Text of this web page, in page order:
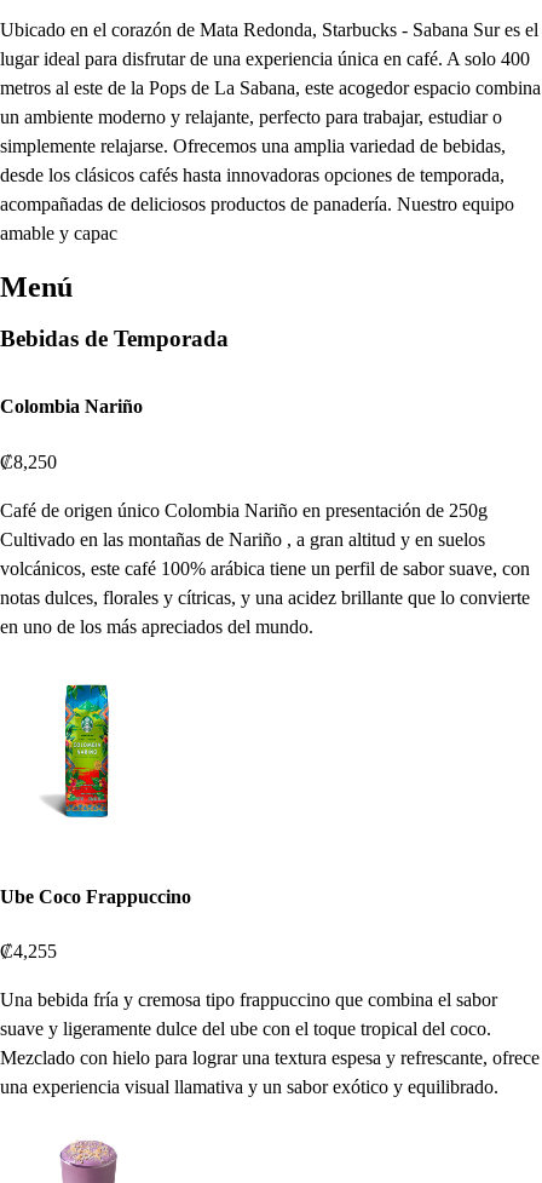
Ubicado en el corazón de Mata Redonda, Starbucks - Sabana Sur es el
lugar ideal para disfrutar de una experiencia única en café. A solo 400
metros al este de la Pops de La Sabana, este acogedor espacio combina
un ambiente moderno y relajante, perfecto para trabajar, estudiar o
simplemente relajarse. Ofrecemos una amplia variedad de bebidas,
desde los clásicos cafés hasta innovadoras opciones de temporada,
acompañadas de deliciosos productos de panadería. Nuestro equipo
amable y capac
Menú
Bebidas de Temporada
Colombia Nariño
₡8,250
Café de origen único Colombia Nariño en presentación de 250g
Cultivado en las montañas de Nariño , a gran altitud y en suelos
volcánicos, este café 100% arábica tiene un perfil de sabor suave, con
notas dulces, florales y cítricas, y una acidez brillante que lo convierte
en uno de los más apreciados del mundo.
Ube Coco Frappuccino
₡4,255
Una bebida fría y cremosa tipo frappuccino que combina el sabor
suave y ligeramente dulce del ube con el toque tropical del coco.
Mezclado con hielo para lograr una textura espesa y refrescante, ofrece
una experiencia visual llamativa y un sabor exótico y equilibrado.